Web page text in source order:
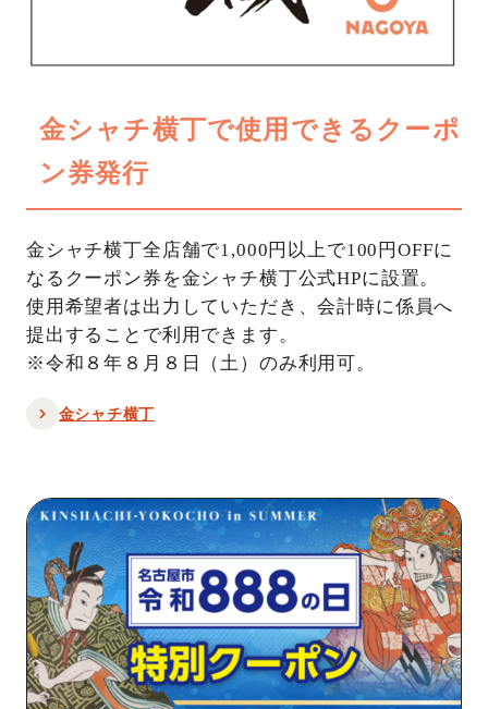
金シャチ横丁で使用できるクーポ
ン券発行
金シャチ横丁全店舗で1,000円以上で100円OFFに
なるクーポン券を金シャチ横丁公式HPに設置。
使用希望者は出力していただき、会計時に係員へ
提出することで利用できます。
※令和８年８月８日（土）のみ利用可。
金シャチ横丁